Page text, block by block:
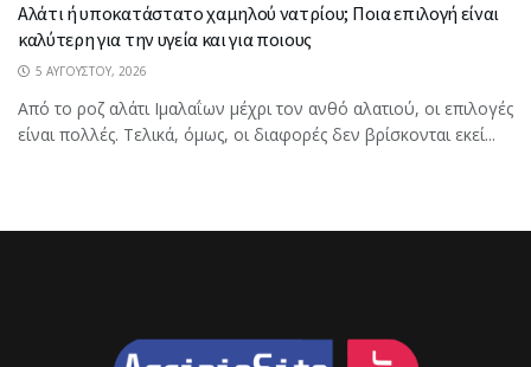
Αλάτι ή υποκατάστατο χαμηλού νατρίου; Ποια επιλογή είναι
καλύτερη για την υγεία και για ποιους
5 ΑΥΓΟΎΣΤΟΥ, 2026
Από το ροζ αλάτι Ιμαλαΐων μέχρι τον ανθό αλατιού, οι επιλογές
είναι πολλές. Τελικά, όμως, οι διαφορές δεν βρίσκονται εκεί...